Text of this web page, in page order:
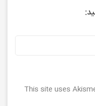
This site uses